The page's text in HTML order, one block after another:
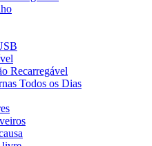
Recarregável
Todos os Dias